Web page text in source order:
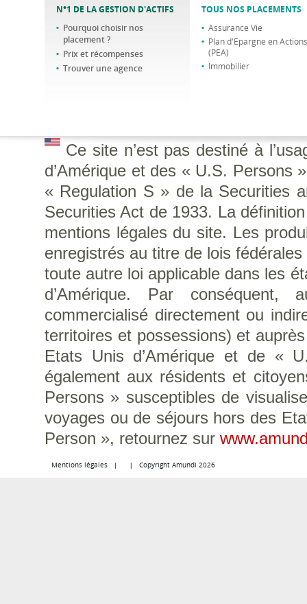
N°1 DE LA GESTION D'ACTIFS
Pourquoi choisir nos
placement ?
Prix et récompenses
Trouver une agence
TOUS NOS PLACEMENTS
Assurance Vie
Plan d'Epargne en Actions
(PEA)
Immobilier
Ce site n’est pas destiné à
d’Amérique et des « U.S. Persons
« Regulation S » de la Securities
Securities Act de 1933. La
mentions légales du site. Les
enregistrés au titre de lois
toute autre loi applicable dans les
d’Amérique. Par
commercialisé directement ou
territoires et possessions) et
Etats Unis d’Amérique et de «
également aux résidents et
Persons » susceptibles de
voyages ou de séjours hors des
Person », retournez sur
Mentions légales Copyright Amundi 2026